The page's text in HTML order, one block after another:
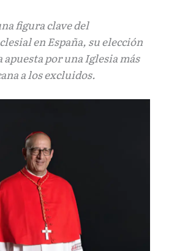
figura clave del
en España, su elección
por una Iglesia más
a los excluidos.